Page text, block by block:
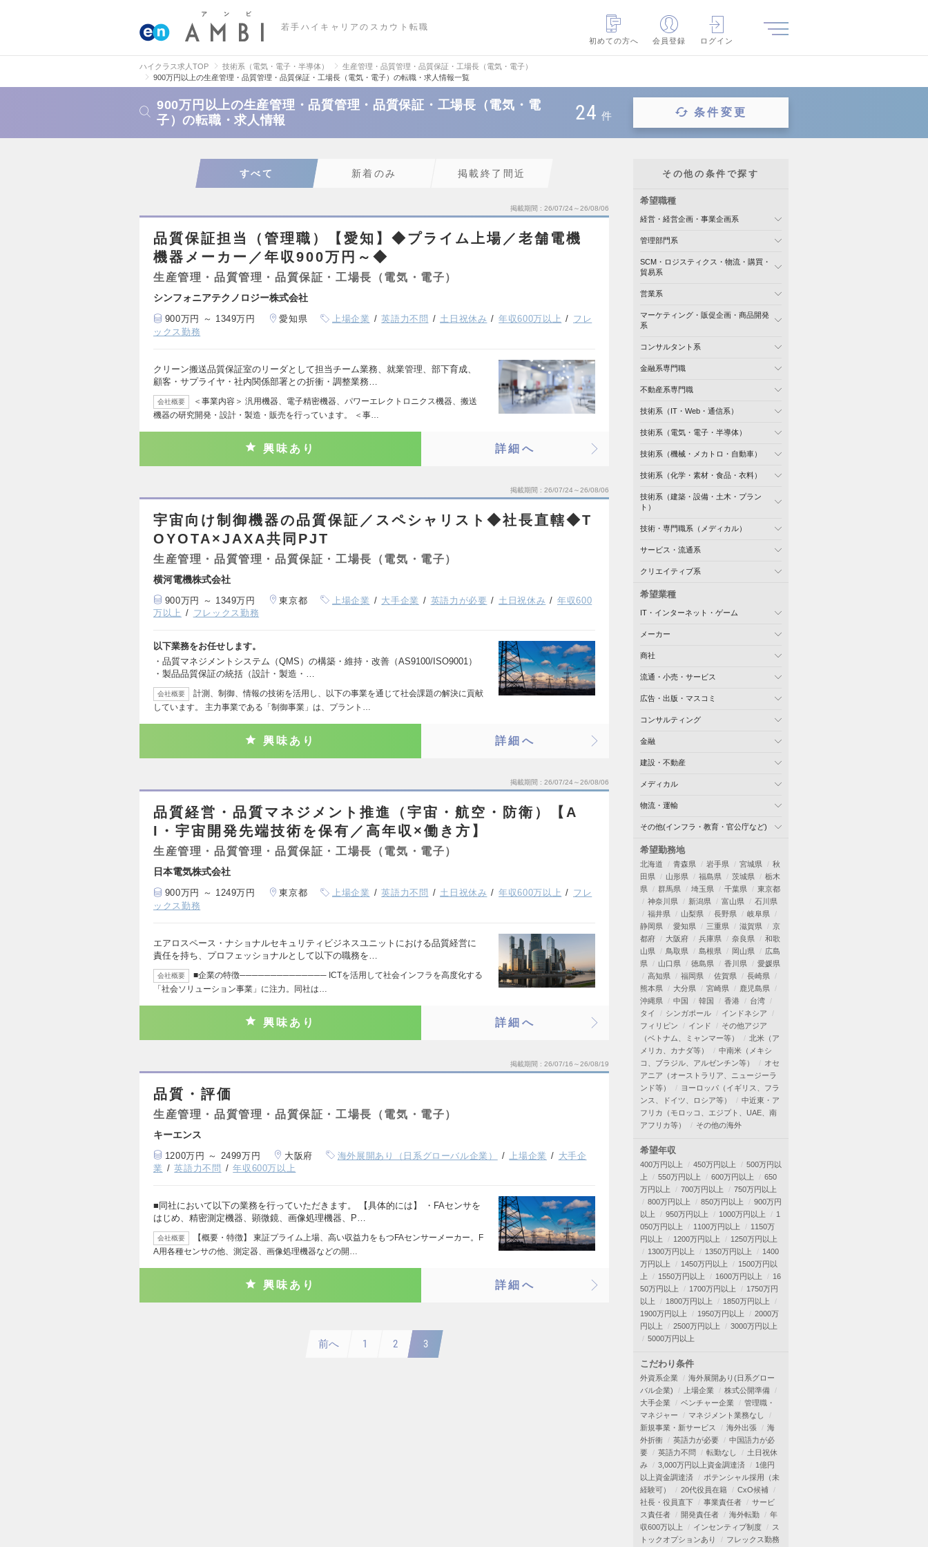
若手ハイキャリアのスカウト転職
初めての方へ
会員登録 ログイン
ハイクラス求人TOP 技術系（電気・電子・半導体）
生産管理・品質管理・品質保証・工場長（電気・電子）
900万円以上の生産管理・品質管理・品質保証・工場長（電気・電子）の転職・求人情報一覧
900万円以上の生産管理・品質管理・品質保証・工場長（電気・電
子）の転職・求人情報
24 件 条件変更
すべて 新着のみ 掲載終了間近
掲載期間 26/07/24～26/08/06
品質保証担当（管理職）【愛知】◆プライム上場／老舗電機
機器メーカー／年収900万円～◆
生産管理・品質管理・品質保証・工場長（電気・電子）
シンフォニアテクノロジー株式会社
900万円 ～ 1349万円 愛知県 上場企業 英語力不問 土日祝休み 年収600万以上
フレ
ックス勤務
クリーン搬送品質保証室のリーダとして担当チーム業務、就業管理、部下育成、
顧客・サプライヤ・社内関係部署との折衝・調整業務…
会社概要
＜事業内容＞ 汎用機器、電子精密機器、パワーエレクトロニクス機器、搬送
機器の研究開発・設計・製造・販売を行っています。 ＜事…
興味あり 詳細へ
掲載期間 26/07/24～26/08/06
宇宙向け制御機器の品質保証／スペシャリスト◆社長直轄◆T
OYOTA×JAXA共同PJT
生産管理・品質管理・品質保証・工場長（電気・電子）
横河電機株式会社
900万円 ～ 1349万円 東京都 上場企業 大手企業 英語力が必要 土日祝休み
年収600
万以上
フレックス勤務
以下業務をお任せします。
・品質マネジメントシステム（QMS）の構築・維持・改善（AS9100/ISO9001）
・製品品質保証の統括（設計・製造・…
会社概要
計測、制御、情報の技術を活用し、以下の事業を通じて社会課題の解決に貢献
しています。 主力事業である「制御事業」は、プラント…
興味あり 詳細へ
掲載期間 26/07/24～26/08/06
品質経営・品質マネジメント推進（宇宙・航空・防衛）【A
I・宇宙開発先端技術を保有／高年収×働き方】
生産管理・品質管理・品質保証・工場長（電気・電子）
日本電気株式会社
900万円 ～ 1249万円 東京都 上場企業 英語力不問 土日祝休み 年収600万以上
フレ
ックス勤務
エアロスペース・ナショナルセキュリティビジネスユニットにおける品質経営に
責任を持ち、プロフェッショナルとして以下の職務を…
会社概要
■企業の特徴────────────── ICTを活用して社会インフラを高度化する
「社会ソリューション事業」に注力。同社は…
興味あり 詳細へ
掲載期間 26/07/16～26/08/19
品質・評価
生産管理・品質管理・品質保証・工場長（電気・電子）
キーエンス
1200万円 ～ 2499万円 大阪府 海外展開あり（日系グローバル企業） 上場企業
大手企
業
英語力不問 年収600万以上
■同社において以下の業務を行っていただきます。 【具体的には】 ・FAセンサを
はじめ、精密測定機器、顕微鏡、画像処理機器、P…
会社概要
【概要・特徴】 東証プライム上場、高い収益力をもつFAセンサーメーカー。F
A用各種センサの他、測定器、画像処理機器などの開…
興味あり 詳細へ
前へ 1 2 3
その他の条件で探す
希望職種
経営・経営企画・事業企画系
管理部門系
SCM・ロジスティクス・物流・購買・
貿易系
営業系
マーケティング・販促企画・商品開発
系
コンサルタント系
金融系専門職
不動産系専門職
技術系（IT・Web・通信系）
技術系（電気・電子・半導体）
技術系（機械・メカトロ・自動車）
技術系（化学・素材・食品・衣料）
技術系（建築・設備・土木・プラン
ト）
技術・専門職系（メディカル）
サービス・流通系
クリエイティブ系
希望業種
IT・インターネット・ゲーム
メーカー
商社
流通・小売・サービス
広告・出版・マスコミ
コンサルティング
金融
建設・不動産
メディカル
物流・運輸
その他(インフラ・教育・官公庁など)
希望勤務地
北海道 青森県 岩手県 宮城県
秋
田県
山形県 福島県 茨城県
栃木
県
群馬県 埼玉県 千葉県
東京都
神奈川県
新潟県 富山県
石川県
福井県
山梨県 長野県
岐阜県
静岡県
愛知県 三重県 滋賀県
京
都府
大阪府 兵庫県 奈良県
和歌
山県
鳥取県 島根県 岡山県
広島
県
山口県 徳島県 香川県
愛媛県
高知県
福岡県 佐賀県
長崎県
熊本県
大分県 宮崎県
鹿児島県
沖縄県
中国 韓国 香港
台湾
タイ
シンガポール
インドネシア
フィリピン
インド
その他アジア
（ベトナム、ミャンマー等）
北米（ア
メリカ、カナダ等）
中南米（メキシ
コ、ブラジル、アルゼンチン等）
オセ
アニア（オーストラリア、ニュージーラ
ンド等）
ヨーロッパ（イギリス、フラ
ンス、ドイツ、ロシア等）
中近東・ア
フリカ（モロッコ、エジプト、UAE、南
アフリカ等）
その他の海外
希望年収
400万円以上 450万円以上
500万円以
上
550万円以上 600万円以上
650
万円以上
700万円以上
750万円以上
800万円以上
850万円以上
900万円
以上
950万円以上 1000万円以上
1
050万円以上
1100万円以上
1150万
円以上
1200万円以上
1250万円以上
1300万円以上
1350万円以上
1400
万円以上
1450万円以上
1500万円以
上
1550万円以上 1600万円以上
16
50万円以上
1700万円以上
1750万円
以上
1800万円以上
1850万円以上
1900万円以上
1950万円以上
2000万
円以上
2500万円以上
3000万円以上
5000万円以上
こだわり条件
外資系企業
海外展開あり(日系グロー
バル企業)
上場企業
株式公開準備
大手企業
ベンチャー企業
管理職・
マネジャー
マネジメント業務なし
新規事業・新サービス
海外出張
海
外折衝
英語力が必要
中国語力が必
要
英語力不問 転勤なし
土日祝休
み
3,000万円以上資金調達済
1億円
以上資金調達済
ポテンシャル採用（未
経験可）
20代役員在籍
CxO候補
社長・役員直下
事業責任者
サービ
ス責任者
開発責任者 海外転勤
年
収600万以上
インセンティブ制度
ス
トックオプションあり
フレックス勤務